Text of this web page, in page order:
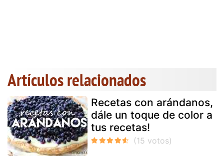
Artículos relacionados
Recetas con arándanos,
dále un toque de color a
tus recetas!